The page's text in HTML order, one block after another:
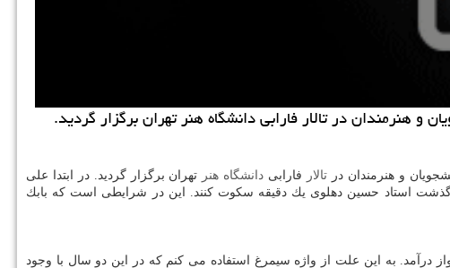
هنرمندان در تالار فارابی دانشگاه هنر تهران برگزار گردید.
و هنرمندان در تالار فارابی دانشگاه هنر تهران برگزار گردید. در ابتدا علی
استاد حسین دهلوی یك دقیقه سكوت كنند. این در شرایطی است كه بابك
صبا به پرواز درآمد. به این علت از واژه سیمرغ استفاده می كنم كه در این دو سال با وجود